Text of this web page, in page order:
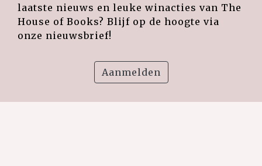
laatste nieuws en leuke winacties van The
House of Books? Blijf op de hoogte via
onze nieuwsbrief!
Aanmelden